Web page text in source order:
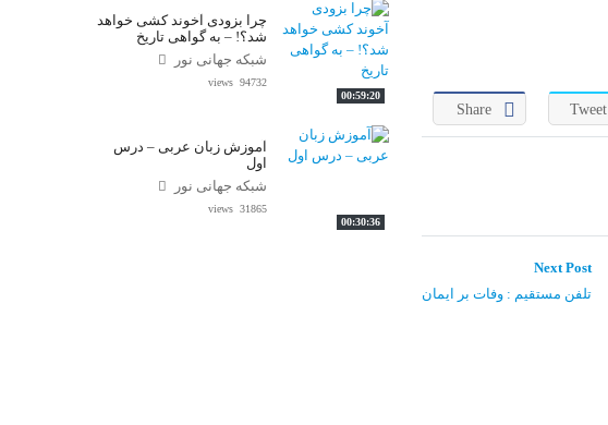
Share Tweet
Next Post
Next
تلفن مستقیم : وفات بر ایمان
00:59:20
چرا بزودی آخوند کشی خواهد
شد؟! – به گواهی تاریخ
شبکه جهانی نور
94732 views
00:30:36
آموزش زبان عربی – درس
اول
شبکه جهانی نور
31865 views